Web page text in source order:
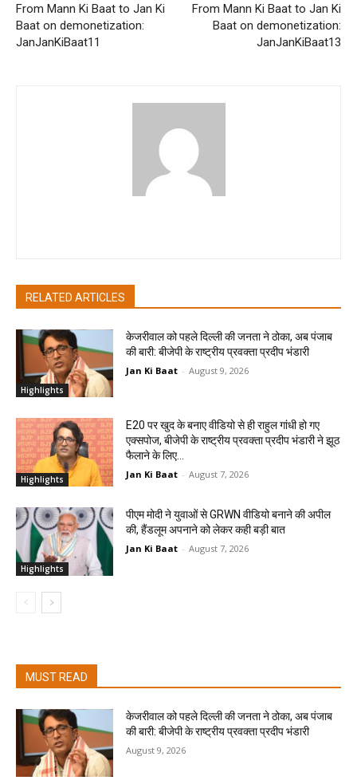
From Mann Ki Baat to Jan Ki
Baat on demonetization:
JanJanKiBaat11
From Mann Ki Baat to Jan Ki
Baat on demonetization:
JanJanKiBaat13
RELATED ARTICLES
Highlights
केजरीवाल को पहले दिल्ली की जनता ने ठोका, अब पंजाब
की बारी: बीजेपी के राष्ट्रीय प्रवक्ता प्रदीप भंडारी
Jan Ki Baat - August 9, 2026
Highlights
E20 पर खुद के बनाए वीडियो से ही राहुल गांधी हो गए
एक्सपोज, बीजेपी के राष्ट्रीय प्रवक्ता प्रदीप भंडारी ने झूठ
फैलाने के लिए...
Jan Ki Baat - August 7, 2026
Highlights
पीएम मोदी ने युवाओं से GRWN वीडियो बनाने की अपील
की, हैंडलूम अपनाने को लेकर कही बड़ी बात
Jan Ki Baat - August 7, 2026
MUST READ
केजरीवाल को पहले दिल्ली की जनता ने ठोका, अब पंजाब
की बारी: बीजेपी के राष्ट्रीय प्रवक्ता प्रदीप भंडारी
August 9, 2026